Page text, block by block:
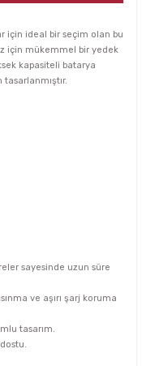
için ideal bir seçim olan bu
için mükemmel bir yedek
kapasiteli batarya
sayesinde uzun süre
ve aşırı şarj koruma
tasarım.